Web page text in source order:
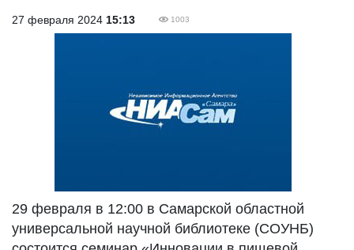
27 февраля 2024 15:13 1003
29 февраля в 12:00 в Самарской областной
универсальной научной библиотеке (СОУНБ)